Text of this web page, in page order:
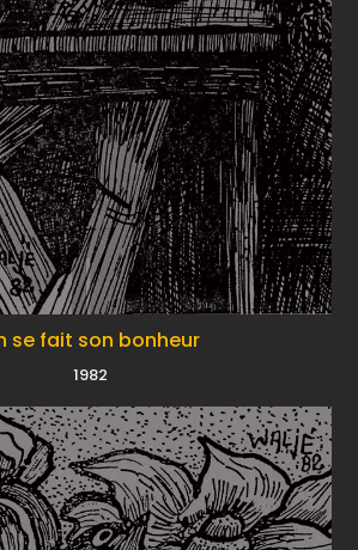
se fait son bonheur
1982